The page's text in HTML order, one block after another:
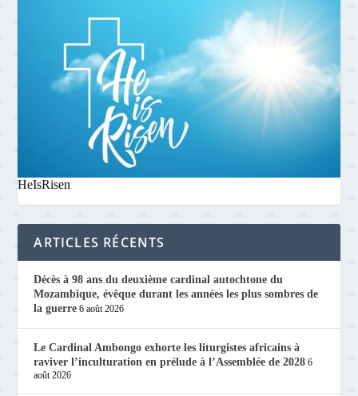
HeIsRisen
ARTICLES RÉCENTS
Décès à 98 ans du deuxième cardinal autochtone du
Mozambique, évêque durant les années les plus sombres de
la guerre 6 août 2026
Le Cardinal Ambongo exhorte les liturgistes africains à
raviver l’inculturation en prélude à l’Assemblée de 2028 6
août 2026